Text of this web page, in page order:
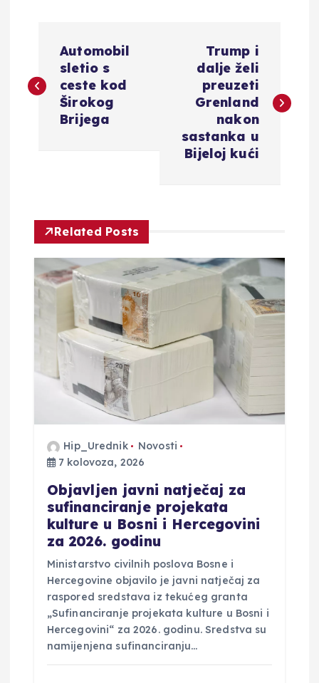
a
a
c
a
b
Automobil
sletio s
ceste kod
Širokog
Brijega
Trump i
dalje želi
preuzeti
Grenland
nakon
sastanka u
Bijeloj kući
Related Posts
Hip_Urednik
Novosti
7 kolovoza, 2026
Objavljen javni natječaj za
sufinanciranje projekata
kulture u Bosni i Hercegovini
za 2026. godinu
Ministarstvo civilnih poslova Bosne i
Hercegovine objavilo je javni natječaj za
raspored sredstava iz tekućeg granta
„Sufinanciranje projekata kulture u Bosni i
Hercegovini“ za 2026. godinu. Sredstva su
namijenjena sufinanciranju…